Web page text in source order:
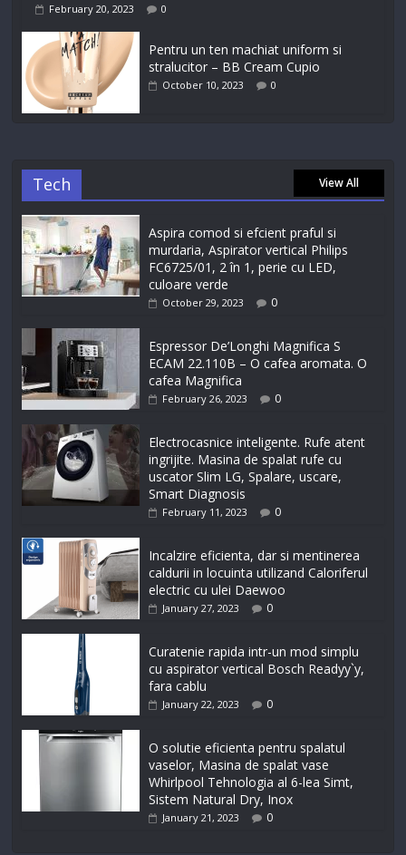
February 20, 2023 0
Pentru un ten machiat uniform si
stralucitor – BB Cream Cupio
October 10, 2023 0
Tech View All
Aspira comod si efcient praful si
murdaria, Aspirator vertical Philips
FC6725/01, 2 în 1, perie cu LED,
culoare verde
October 29, 2023 0
Espressor De’Longhi Magnifica S
ECAM 22.110B – O cafea aromata. O
cafea Magnifica
February 26, 2023 0
Electrocasnice inteligente. Rufe atent
ingrijite. Masina de spalat rufe cu
uscator Slim LG, Spalare, uscare,
Smart Diagnosis
February 11, 2023 0
Incalzire eficienta, dar si mentinerea
caldurii in locuinta utilizand Caloriferul
electric cu ulei Daewoo
January 27, 2023 0
Curatenie rapida intr-un mod simplu
cu aspirator vertical Bosch Readyy`y,
fara cablu
January 22, 2023 0
O solutie eficienta pentru spalatul
vaselor, Masina de spalat vase
Whirlpool Tehnologia al 6-lea Simt,
Sistem Natural Dry, Inox
January 21, 2023 0